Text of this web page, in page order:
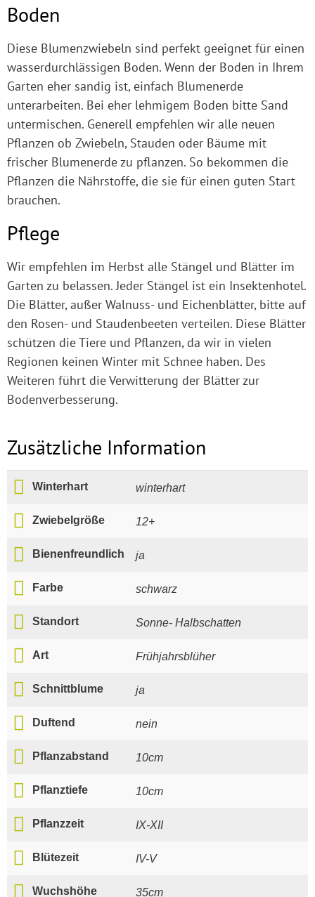
Boden
Diese Blumenzwiebeln sind perfekt geeignet für einen
wasserdurchlässigen Boden. Wenn der Boden in Ihrem
Garten eher sandig ist, einfach Blumenerde
unterarbeiten. Bei eher lehmigem Boden bitte Sand
untermischen. Generell empfehlen wir alle neuen
Pflanzen ob Zwiebeln, Stauden oder Bäume mit
frischer Blumenerde zu pflanzen. So bekommen die
Pflanzen die Nährstoffe, die sie für einen guten Start
brauchen.
Pflege
Wir empfehlen im Herbst alle Stängel und Blätter im
Garten zu belassen. Jeder Stängel ist ein Insektenhotel.
Die Blätter, außer Walnuss- und Eichenblätter, bitte auf
den Rosen- und Staudenbeeten verteilen. Diese Blätter
schützen die Tiere und Pflanzen, da wir in vielen
Regionen keinen Winter mit Schnee haben. Des
Weiteren führt die Verwitterung der Blätter zur
Bodenverbesserung.
Zusätzliche Information
Winterhart winterhart
Zwiebelgröße 12+
Bienenfreundlich ja
Farbe schwarz
Standort Sonne- Halbschatten
Art Frühjahrsblüher
Schnittblume ja
Duftend nein
Pflanzabstand 10cm
Pflanztiefe 10cm
Pflanzzeit IX-XII
Blütezeit IV-V
Wuchshöhe 35cm